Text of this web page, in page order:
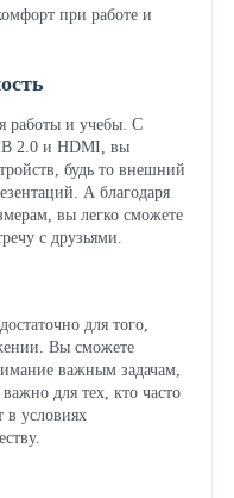
при работе и
работы и учебы. С
2.0 и HDMI, вы
будь то внешний
А благодаря
вы легко сможете
с друзьями.
для того,
Вы сможете
важным задачам,
для тех, кто часто
в условиях